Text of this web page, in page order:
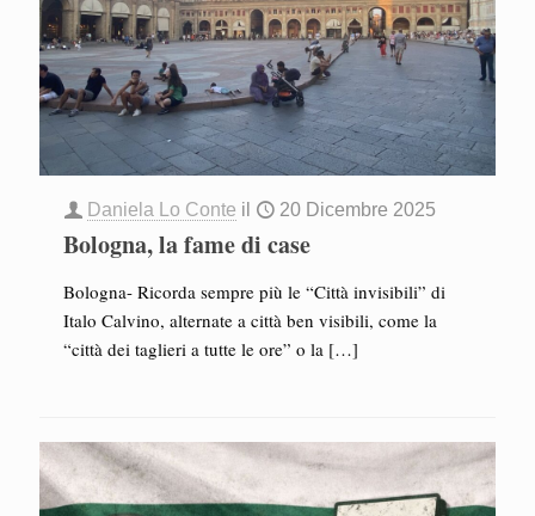
Daniela Lo Conte il 20 Dicembre 2025
Bologna, la fame di case
Bologna- Ricorda sempre più le “Città invisibili” di
Italo Calvino, alternate a città ben visibili, come la
“città dei taglieri a tutte le ore” o la […]